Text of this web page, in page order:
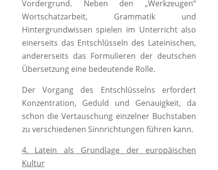
Vordergrund. Neben den „Werkzeugen“
Wortschatzarbeit, Grammatik und
Hintergrundwissen spielen im Unterricht also
einerseits das Entschlüsseln des Lateinischen,
andererseits das Formulieren der deutschen
Übersetzung eine bedeutende Rolle.
Der Vorgang des Entschlüsselns erfordert
Konzentration, Geduld und Genauigkeit, da
schon die Vertauschung einzelner Buchstaben
zu verschiedenen Sinnrichtungen führen kann.
4. Latein als Grundlage der europäischen
Kultur